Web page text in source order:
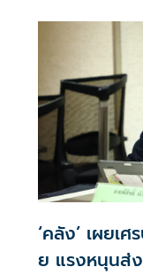
‘คลัง’ เผยเ
ย แรงหนุนส่